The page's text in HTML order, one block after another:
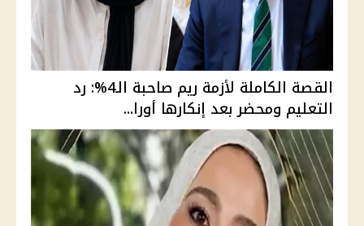
القصة الكاملة لأزمة ريم صاحبة الـ4%: رد
التعليم ومحضر بعد إنكارها أورا...